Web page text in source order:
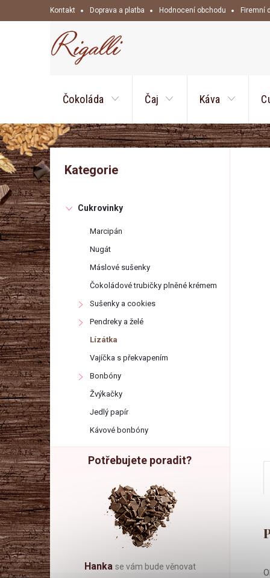
na
Kontakt Doprava a platba Hodnocení obchodu Firemní
Čokoláda Čaj Káva
P
o
s
t
r
a
n
n
í
p
a
n
e
l
Přeskočit
kategorie
Kategorie
Cukrovinky
Marcipán
Nugát
Máslové sušenky
Čokoládové trubičky plněné krémem
Sušenky a cookies
Pendreky a želé
Lízátka
Vajíčka s překvapením
Bonbóny
Žvýkačky
Jedlý papír
Kávové bonbóny
Potřebujete poradit?
Hanka se vám bude věnovat